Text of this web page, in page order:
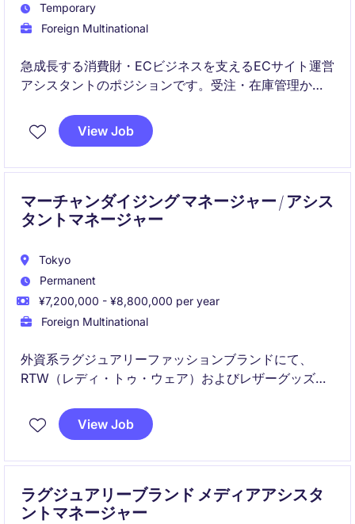
Temporary
Foreign Multinational
急成長する消費財・ECビジネスを支えるECサイト運営
アシスタントのポジションです。受注・在庫管理から
いECオペレーションに携わりながらスキルアップを目
指せます。
View Job
マーチャンダイジング マネージャー / アシス
タントマネージャー
Tokyo
Permanent
¥7,200,000 - ¥8,800,000 per year
Foreign Multinational
外資系ラグジュアリーファッションブランドにて、
RTW（レディ・トゥ・ウェア）およびレザーグッズカ
です。
View Job
ラグジュアリーブランド メディアアシスタ
ントマネージャー